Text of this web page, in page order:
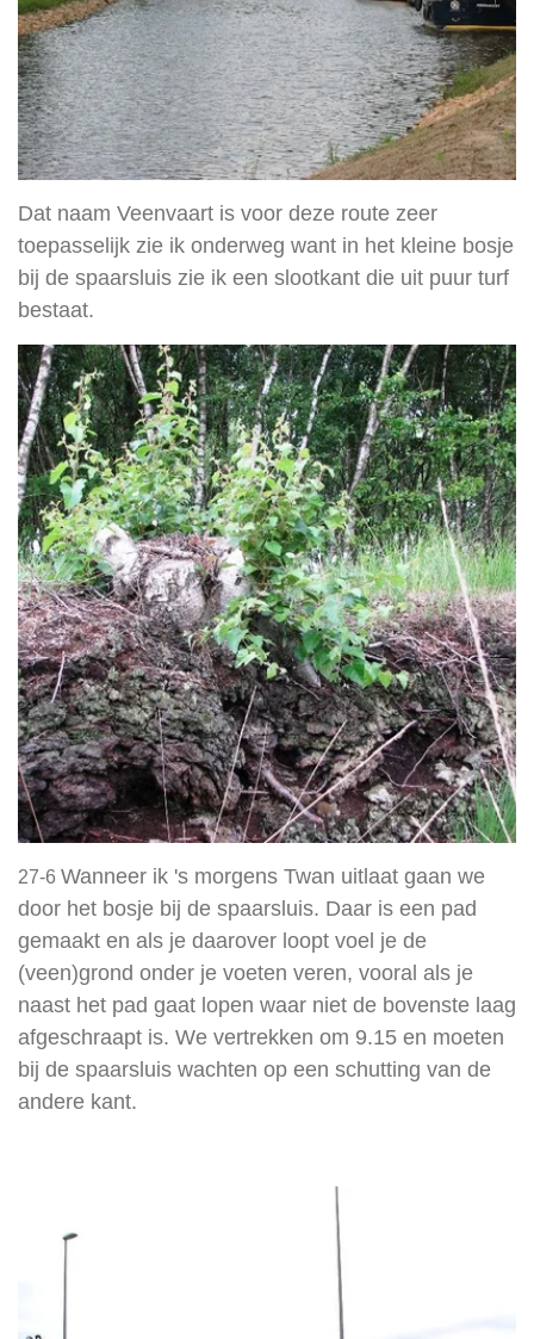
Dat naam Veenvaart is voor deze route zeer
toepasselijk zie ik onderweg want in het kleine bosje
bij de spaarsluis zie ik een slootkant die uit puur turf
bestaat.
27-6 Wanneer ik 's morgens Twan uitlaat gaan we
door het bosje bij de spaarsluis. Daar is een pad
gemaakt en als je daarover loopt voel je de
(veen)grond onder je voeten veren, vooral als je
naast het pad gaat lopen waar niet de bovenste laag
afgeschraapt is. We vertrekken om 9.15 en moeten
bij de spaarsluis wachten op een schutting van de
andere kant.